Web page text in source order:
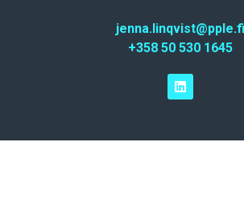
jenna.linqvist@pple.fi
+358 50 530 1645